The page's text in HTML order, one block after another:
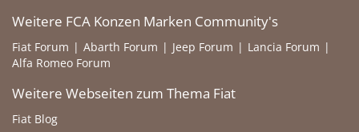
Weitere FCA Konzen Marken Community's
Fiat Forum Abarth Forum Jeep Forum
Lancia Forum
Alfa Romeo Forum
Weitere Webseiten zum Thema Fiat
Fiat Blog